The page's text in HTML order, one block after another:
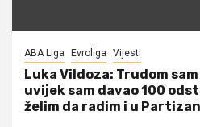
ABA Liga Evroliga Vijesti
Luka Vildoza: Trudom
uvijek sam davao 100
želim da radim i u